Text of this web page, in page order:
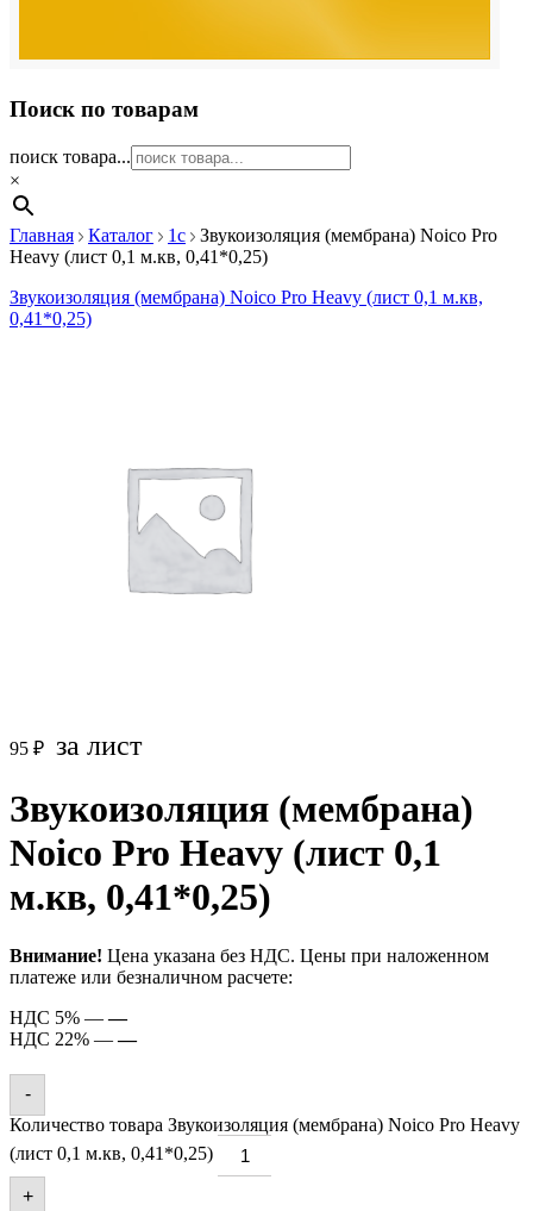
Поиск по товарам
поиск товара...
×
Главная Каталог 1c
Звукоизоляция (мембрана) Noico Pro
Heavy (лист 0,1 м.кв, 0,41*0,25)
Звукоизоляция (мембрана) Noico Pro Heavy (лист 0,1 м.кв,
0,41*0,25)
95 ₽ за лист
Звукоизоляция (мембрана)
Noico Pro Heavy (лист 0,1
м.кв, 0,41*0,25)
Внимание! Цена указана без НДС. Цены при наложенном
платеже или безналичном расчете:
НДС 5% ——
НДС 22% ——
-
Количество товара Звукоизоляция (мембрана) Noico Pro Heavy
(лист 0,1 м.кв, 0,41*0,25)
+